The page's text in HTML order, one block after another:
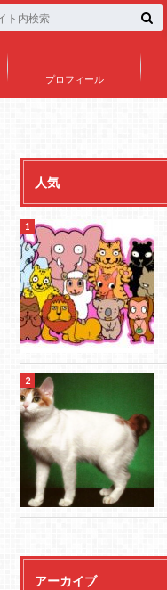
プロフィール
人気
アーカイブ